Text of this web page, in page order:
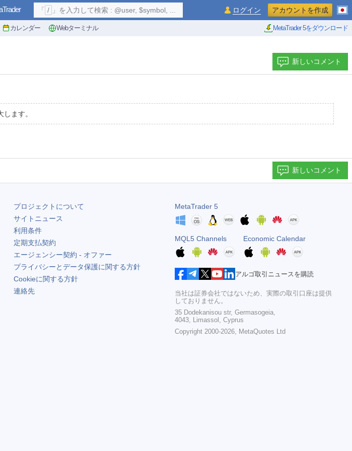
カレンダー Webターミナル MetaTrader 5をダウンロード
「 / 」を入力して検索 : @user, $symbol, ... ログイン アカウントを作成
新しいコメント
ます。
新しいコメント
プロジェクトについて
サイトニュース
利用条件
定期支払契約
エージェンシー契約 - オファー
プライバシーとデータ保護に関する方針
Cookieに関する方針
連絡先
MetaTrader 5
MQL5 Channels Economic Calendar
アルゴ取引ニュースを購読
当社は証券会社ではないため、実際の取引口座は提供
しておりません。
35 Dodekanisou str, Germasogeia,
4043, Limassol, Cyprus
Copyright 2000-2026, MetaQuotes Ltd